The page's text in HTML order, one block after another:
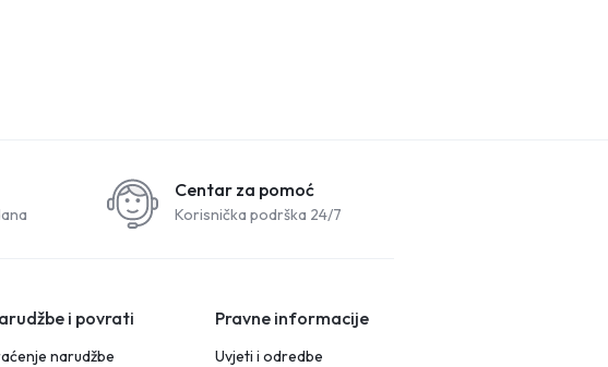
Centar za pomoć
Korisnička podrška 24/7
i povrati
narudžbe
Pravne informacije
Uvjeti i odredbe